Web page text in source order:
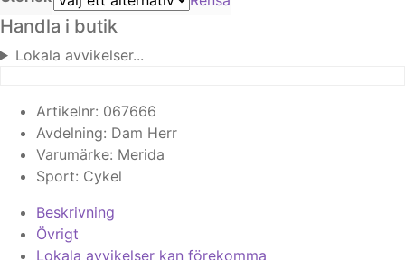
Handla i butik
Lokala avvikelser...
Artikelnr: 067666
Avdelning: Dam Herr
Varumärke: Merida
Sport: Cykel
Beskrivning
Övrigt
Lokala avvikelser kan förekomma